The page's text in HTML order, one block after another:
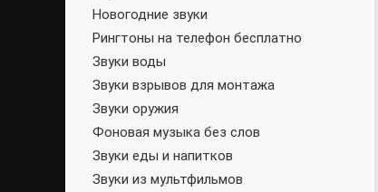
Новогодние звуки
Рингтоны на телефон бесплатно
Звуки воды
Звуки взрывов для монтажа
Звуки оружия
Фоновая музыка без слов
Звуки еды и напитков
Звуки из мультфильмов